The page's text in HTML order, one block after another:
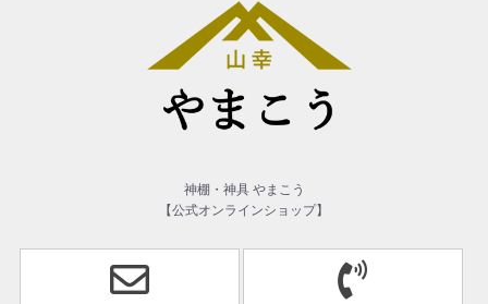
神棚・神具 やまこう
【公式オンラインショップ】